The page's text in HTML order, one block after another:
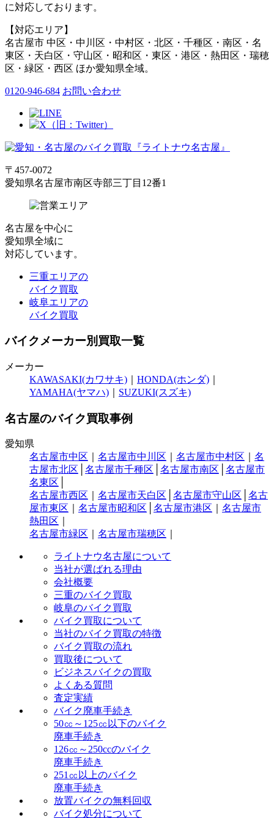
に対応しております。
【対応エリア】
名古屋市 中区・中川区・中村区・北区・千種区・南区・名
東区・天白区・守山区・昭和区・東区・港区・熱田区・瑞穂
区・緑区・西区 ほか愛知県全域。
0120-946-684 お問い合わせ
〒457-0072
愛知県名古屋市南区寺部三丁目12番1
名古屋を中心に
愛知県全域に
対応しています。
三重エリアの
バイク買取
岐阜エリアの
バイク買取
バイクメーカー別買取一覧
メーカー
KAWASAKI(カワサキ)
HONDA(ホンダ)
YAMAHA(ヤマハ)
SUZUKI(スズキ)
名古屋のバイク買取事例
愛知県
名古屋市中区
名古屋市中川区 名古屋市中村区
名
古屋市北区
名古屋市千種区 名古屋市南区
名古屋市
名東区
名古屋市西区
名古屋市天白区 名古屋市守山区
名古
屋市東区
名古屋市昭和区 名古屋市港区
名古屋市
熱田区
名古屋市緑区
名古屋市瑞穂区
ライトナウ名古屋について
当社が選ばれる理由
会社概要
三重のバイク買取
岐阜のバイク買取
バイク買取について
当社のバイク買取の特徴
バイク買取の流れ
買取後について
ビジネスバイクの買取
よくある質問
査定実績
バイク廃車手続き
50㏄～125㏄以下のバイク
廃車手続き
126㏄～250ccのバイク
廃車手続き
251㏄以上のバイク
廃車手続き
放置バイクの無料回収
バイク処分について